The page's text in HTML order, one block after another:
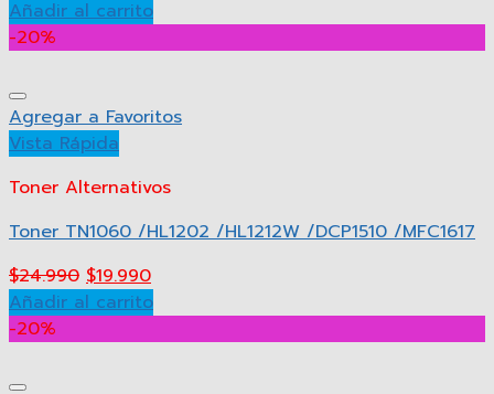
Añadir al carrito
-20%
Agregar a Favoritos
Vista Rápida
Toner Alternativos
Toner TN1060 /HL1202 /HL1212W /DCP1510 /MFC1617
$24.990 $19.990
Añadir al carrito
-20%